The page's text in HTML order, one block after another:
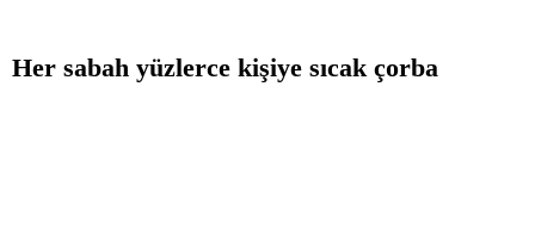
Her sabah yüzlerce kişiye sıcak çorba